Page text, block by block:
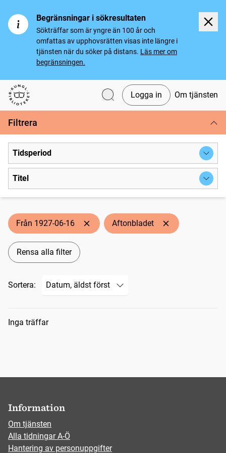
Begränsningar i sökresultaten
Sökträffar som är yngre än 100 år och
omfattas av upphovsrätten visas inte längre i
tjänsten när du söker på distans. Läs mer om
begränsningen.
Svenska tidningar
Logga in Om tjänsten
Filtrera
Tidsperiod
Titel
Från 1927-06-16 Aftonbladet
Rensa alla filter
Sortera:
Sökresultat
Inga träffar
Information
Om tjänsten
Alla tidningar A-Ö
Hantering av personuppgifter